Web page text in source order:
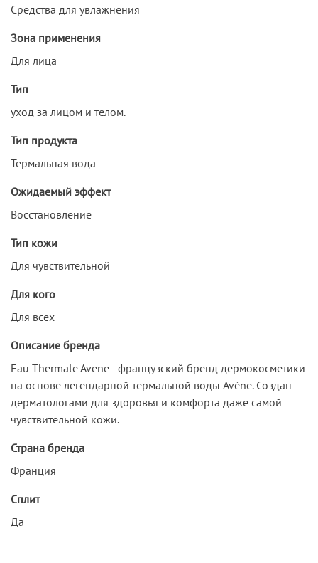
Средства для увлажнения
Зона применения
Для лица
Тип
уход за лицом и телом.
Тип продукта
Термальная вода
Ожидаемый эффект
Восстановление
Тип кожи
Для чувствительной
Для кого
Для всех
Описание бренда
Eau Thermale Avene - французский бренд дермокосметики
на основе легендарной термальной воды Avène. Создан
дерматологами для здоровья и комфорта даже самой
чувствительной кожи.
Страна бренда
Франция
Сплит
Да